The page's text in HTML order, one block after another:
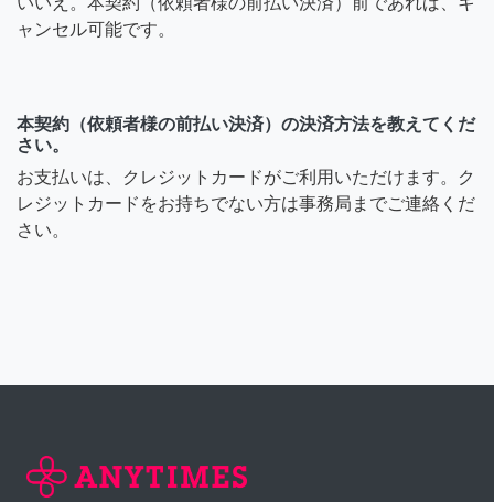
ャンセル可能です。
本契約（依頼者様の前払い決済）の決済方法を教えてくだ
さい。
お支払いは、クレジットカードがご利用いただけます。ク
レジットカードをお持ちでない方は事務局までご連絡くだ
さい。